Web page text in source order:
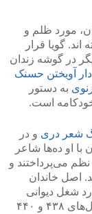
مورد ظلم و
گویا قرار
در گوشه زندان
دار آویختن حسنک
به دستور
خودکامه است.
شعر دری و در
او ده‌ها شاعر
می‌پرداختند و
اصل خاندان
شغل دیوانی
شده بود. مسعود سعد به احتمال زیاد در بین سال‌های ۴۳۸ و ۴۴۰